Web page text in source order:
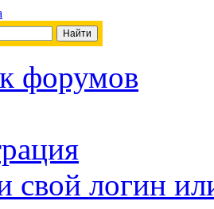
форумов
свой логин